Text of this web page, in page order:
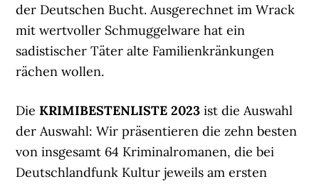
der Deutschen Bucht. Ausgerechnet im Wrack
mit wertvoller Schmuggelware hat ein
sadistischer Täter alte Familienkränkungen
rächen wollen.
Die KRIMIBESTENLISTE 2023 ist die Auswahl
der Auswahl: Wir präsentieren die zehn besten
von insgesamt 64 Kriminalromanen, die bei
Deutschlandfunk Kultur jeweils am ersten